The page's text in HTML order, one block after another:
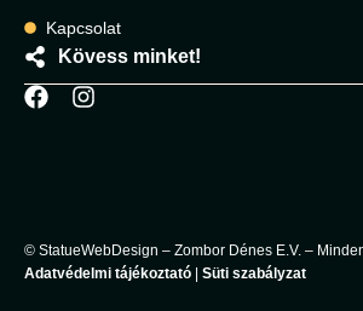
Kapcsolat
Kövess minket!
© StatueWebDesign – Zombor Dénes E.V. –
Adatvédelmi tájékoztató
Süti szabályzat